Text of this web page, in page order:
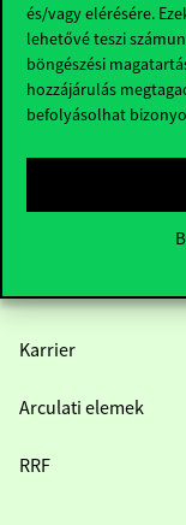
és/vagy elérésére.
lehetővé teszi
böngészési
hozzájárulás
befolyásolhat
Hasznos linkek
Közérdekű adatok
Karrier
Arculati elemek
RRF